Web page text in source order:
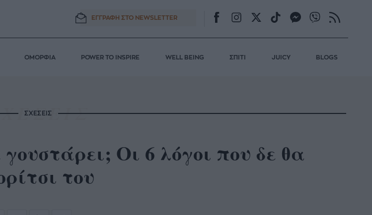
ΕΓΓΡΑΦΗ ΣΤΟ NEWSLETTER
ΟΜΟΡΦΙΑ POWER TO INSPIRE WELL BEING ΣΠΙΤΙ JUICY BLOGS
ΣΧΕΣΕΙΣ
γουστάρει; Οι 6 λόγοι που δε θα
του